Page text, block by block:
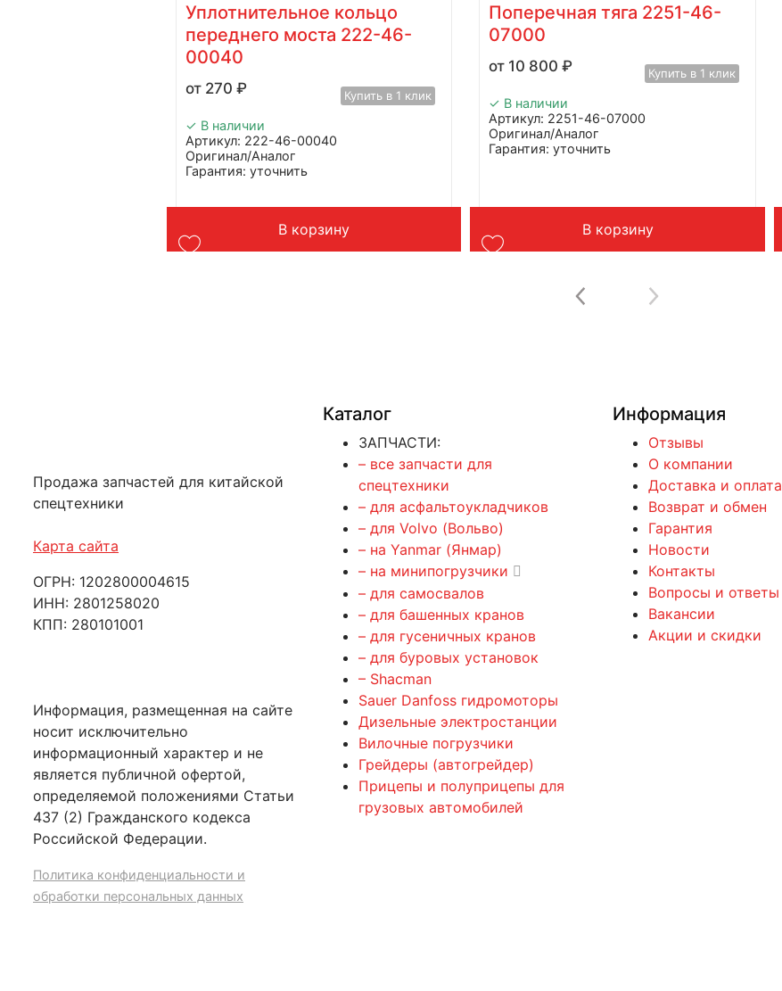
Уплотнительное кольцо
переднего моста 222-46-
00040
270 ₽ Купить в 1 клик
✓ В наличии
Артикул: 222-46-00040
Оригинал/Аналог
Гарантия: уточнить
Вес: до 1 кг
В корзину
Поперечная тяга 2251-46-
07000
10 800₽ Купить в 1 клик
✓ В наличии
Артикул: 2251-46-07000
Оригинал/Аналог
Гарантия: уточнить
В корзину
Продажа запчастей для китайской
спецтехники
Карта сайта
ОГРН: 1202800004615
ИНН: 2801258020
КПП: 280101001
Информация, размещенная на сайте
носит исключительно
информационный характер и не
является публичной офертой,
определяемой положениями Статьи
437 (2) Гражданского кодекса
Российской Федерации.
Политика конфиденциальности и
обработки персональных данных
Каталог
ЗАПЧАСТИ:
– все запчасти для
спецтехники
– для асфальтоукладчиков
– для Volvo (Вольво)
– на Yanmar (Янмар)
– на минипогрузчики
– для самосвалов
– для башенных кранов
– для гусеничных кранов
– для буровых установок
– Shacman
Sauer Danfoss гидромоторы
Дизельные электростанции
Вилочные погрузчики
Грейдеры (автогрейдер)
Прицепы и полуприцепы для
грузовых автомобилей
Информация
Отзывы
О компании
Доставка и оплата
Возврат и обмен
Гарантия
Новости
Контакты
Вопросы и ответы
Вакансии
Акции и скидки